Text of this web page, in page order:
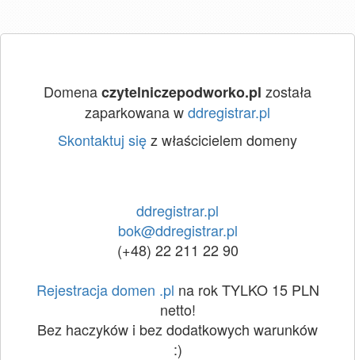
Domenaczytelniczepodworko.pl została
zaparkowana wddregistrar.pl
Skontaktuj sięz właścicielem domeny
ddregistrar.pl
bok@ddregistrar.pl
(+48) 22 211 22 90
Rejestracja domen .pl na rok TYLKO 15 PLN
netto!
Bez haczyków i bez dodatkowych warunków
:)